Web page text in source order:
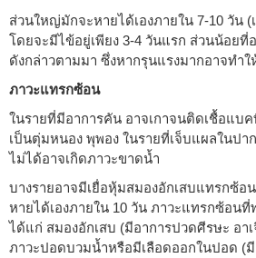
ส่วนใหญ่มักจะหายได้เองภายใน 7-10 วัน
โดยจะมีไข้อยู่เพียง 3-4 วันแรก ส่วนน้อยที่
ดังกล่าวตามมา ซึ่งหากรุนแรงมากอาจทำใ
ภาวะแทรกซ้อน
ในรายที่มีอาการคัน อาจเกาจนติดเชื้อแบ
เป็นตุ่มหนอง พุพอง ในรายที่เจ็บแผลในป
ไม่ได้อาจเกิดภาวะขาดน้ำ
บางรายอาจมีเยื่อหุ้มสมองอักเสบแทรกซ้อ
หายได้เองภายใน 10 วัน ภาวะแทรกซ้อน
ได้แก่ สมองอักเสบ (มีอาการปวดศีรษะ อา
ภาวะปอดบวมน้ำหรือมีเลือดออกในปอด (